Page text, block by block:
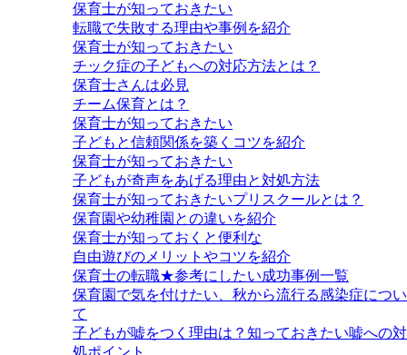
保育士が知っておきたい
転職で失敗する理由や事例を紹介
保育士が知っておきたい
チック症の子どもへの対応方法とは？
保育士さんは必見
チーム保育とは？
保育士が知っておきたい
子どもと信頼関係を築くコツを紹介
保育士が知っておきたい
子どもが奇声をあげる理由と対処方法
保育士が知っておきたいプリスクールとは？
保育園や幼稚園との違いを紹介
保育士が知っておくと便利な
自由遊びのメリットやコツを紹介
保育士の転職★参考にしたい成功事例一覧
保育園で気を付けたい、秋から流行る感染症につい
て
子どもが嘘をつく理由は？知っておきたい嘘への対
処ポイント